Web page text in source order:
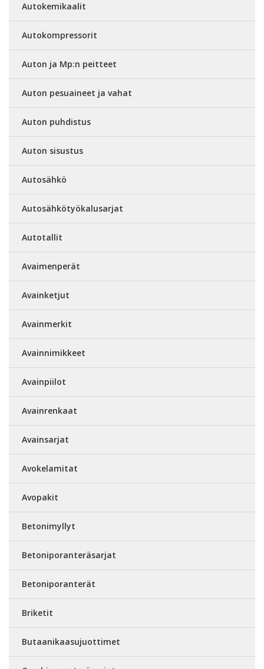
Autokemikaalit
Autokompressorit
Auton ja Mp:n peitteet
Auton pesuaineet ja vahat
Auton puhdistus
Auton sisustus
Autosähkö
Autosähkötyökalusarjat
Autotallit
Avaimenperät
Avainketjut
Avainmerkit
Avainnimikkeet
Avainpiilot
Avainrenkaat
Avainsarjat
Avokelamitat
Avopakit
Betonimyllyt
Betoniporanteräsarjat
Betoniporanterät
Briketit
Butaanikaasujuottimet